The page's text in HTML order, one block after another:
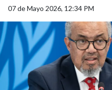
07 de Mayo 2026, 12:34 PM